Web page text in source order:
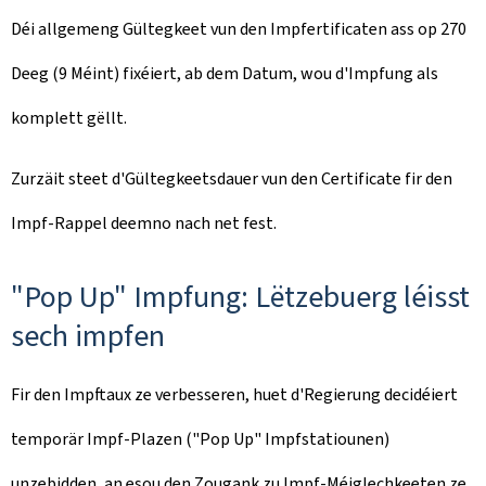
Déi allgemeng Gültegkeet vun den Impfertificaten ass op 270
Deeg (9 Méint) fixéiert, ab dem Datum, wou d'Impfung als
komplett gëllt.
Zurzäit steet d'Gültegkeetsdauer vun den Certificate fir den
Impf-Rappel deemno nach net fest.
"Pop Up" Impfung: Lëtzebuerg léisst
sech impfen
Fir den Impftaux ze verbesseren, huet d'Regierung decidéiert
temporär Impf-Plazen ("Pop Up" Impfstatiounen)